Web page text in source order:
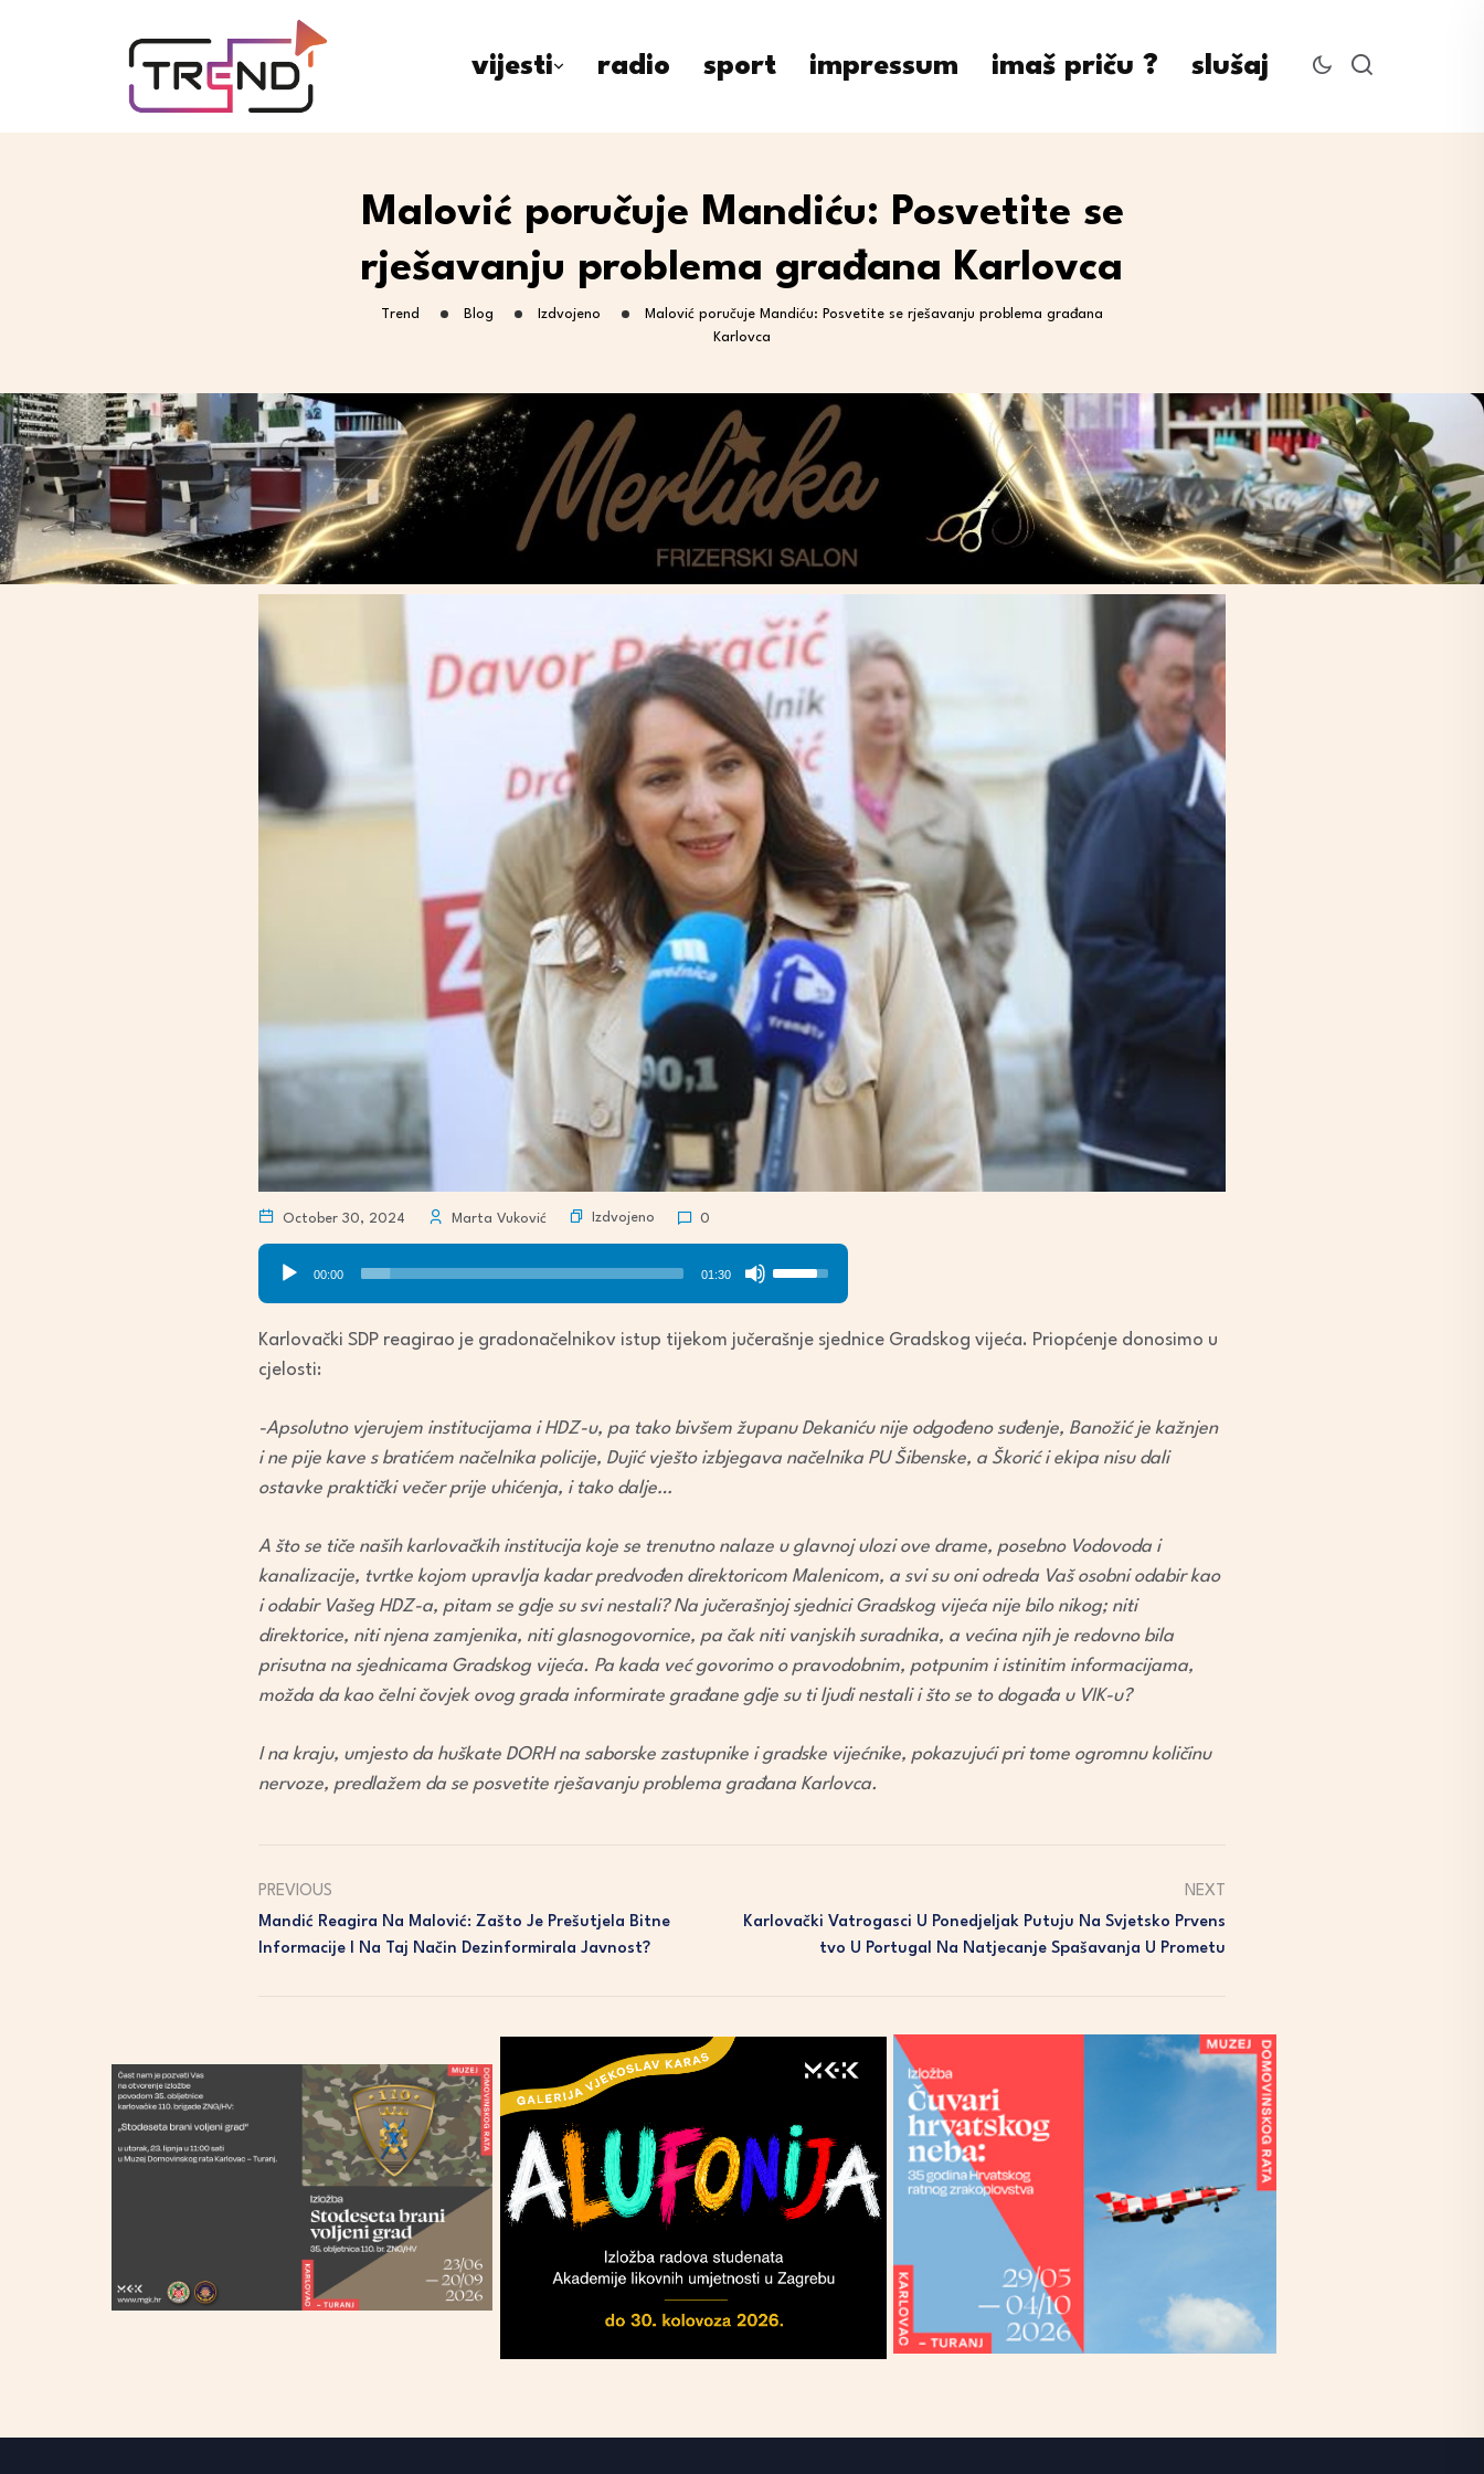
vijesti radio sport impressum imaš priču ? slušaj
Malović poručuje Mandiću: Posvetite se
rješavanju problema građana Karlovca
Trend Blog Izdvojeno
Malović poručuje Mandiću: Posvetite se rješavanju problema građana
Karlovca
October 30, 2024 Marta Vuković Izdvojeno 0
Audio
Player
00:00 01:30
Use
Up/Down
keys
Karlovački SDP reagirao je gradonačelnikov istup tijekom jučerašnje sjednice Gradskog vijeća. Priopćenje donosimo u
cjelosti:
-Apsolutno vjerujem institucijama i HDZ-u, pa tako bivšem županu Dekaniću nije odgođeno suđenje, Banožić je kažnjen
i ne pije kave s bratićem načelnika policije, Dujić vješto izbjegava načelnika PU Šibenske, a Škorić i ekipa nisu dali
ostavke praktički večer prije uhićenja, i tako dalje…
A što se tiče naših karlovačkih institucija koje se trenutno nalaze u glavnoj ulozi ove drame, posebno Vodovoda i
kanalizacije, tvrtke kojom upravlja kadar predvođen direktoricom Malenicom, a svi su oni odreda Vaš osobni odabir kao
i odabir Vašeg HDZ-a, pitam se gdje su svi nestali? Na jučerašnjoj sjednici Gradskog vijeća nije bilo nikog; niti
direktorice, niti njena zamjenika, niti glasnogovornice, pa čak niti vanjskih suradnika, a većina njih je redovno bila
prisutna na sjednicama Gradskog vijeća. Pa kada već govorimo o pravodobnim, potpunim i istinitim informacijama,
možda da kao čelni čovjek ovog grada informirate građane gdje su ti ljudi nestali i što se to događa u VIK-u?
I na kraju, umjesto da huškate DORH na saborske zastupnike i gradske vijećnike, pokazujući pri tome ogromnu količinu
nervoze, predlažem da se posvetite rješavanju problema građana Karlovca.
PREVIOUS
Mandić Reagira Na Malović: Zašto Je Prešutjela Bitne
Informacije I Na Taj Način Dezinformirala Javnost?
NEXT
Karlovački Vatrogasci U Ponedjeljak Putuju Na Svjetsko Prvens
Tvo U Portugal Na Natjecanje Spašavanja U Prometu